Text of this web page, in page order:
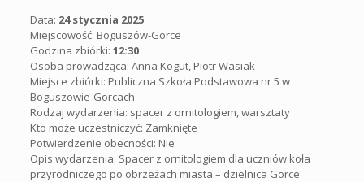
Data: 24 stycznia 2025
Miejscowość: Boguszów-Gorce
Godzina zbiórki: 12:30
Osoba prowadząca: Anna Kogut, Piotr Wasiak
Miejsce zbiórki: Publiczna Szkoła Podstawowa nr 5 w
Boguszowie-Gorcach
Rodzaj wydarzenia: spacer z ornitologiem, warsztaty
Kto może uczestniczyć: Zamknięte
Potwierdzenie obecności: Nie
Opis wydarzenia: Spacer z ornitologiem dla uczniów koła
przyrodniczego po obrzeżach miasta – dzielnica Gorce